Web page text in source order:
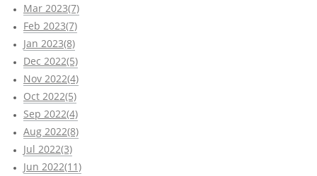
Mar 2023(7)
Feb 2023(7)
Jan 2023(8)
Dec 2022(5)
Nov 2022(4)
Oct 2022(5)
Sep 2022(4)
Aug 2022(8)
Jul 2022(3)
Jun 2022(11)